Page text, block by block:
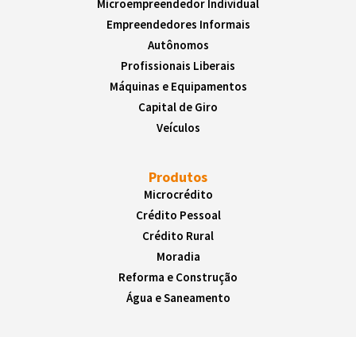
Microempreendedor Individual
Empreendedores Informais
Autônomos
Profissionais Liberais
Máquinas e Equipamentos
Capital de Giro
Veículos
Produtos
Microcrédito
Crédito Pessoal
Crédito Rural
Moradia
Reforma e Construção
Água e Saneamento